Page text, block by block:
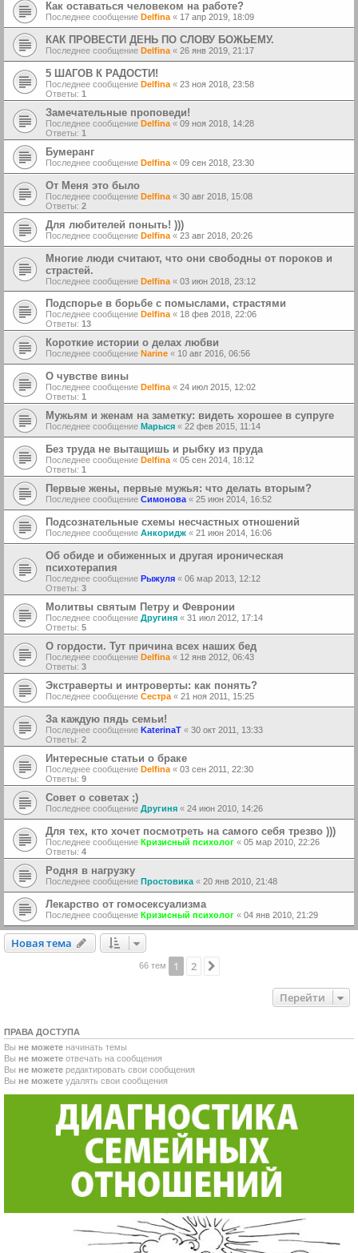
Как оставаться человеком на работе?
Последнее сообщение Delfina « 17 апр 2019, 18:09
КАК ПРОВЕСТИ ДЕНЬ ПО СЛОВУ БОЖЬЕМУ.
Последнее сообщение Delfina « 26 янв 2019, 21:17
5 ШАГОВ К РАДОСТИ!
Последнее сообщение Delfina « 23 ноя 2018, 23:58
Ответы: 1
Замечательные проповеди!
Последнее сообщение Delfina « 09 ноя 2018, 14:28
Ответы: 1
Бумеранг
Последнее сообщение Delfina « 09 сен 2018, 23:30
От Меня это было
Последнее сообщение Delfina « 30 авг 2018, 15:08
Ответы: 2
Для любителей поныть! )))
Последнее сообщение Delfina « 23 авг 2018, 20:26
Многие люди считают, что они свободны от пороков и
страстей.
Последнее сообщение Delfina « 03 июн 2018, 23:12
Подспорье в борьбе с помыслами, страстями
Последнее сообщение Delfina « 18 фев 2018, 22:06
Ответы: 13
Короткие истории о делах любви
Последнее сообщение Narine « 10 авг 2016, 06:56
О чувстве вины
Последнее сообщение Delfina « 24 июл 2015, 12:02
Ответы: 1
Мужьям и женам на заметку: видеть хорошее в супруге
Последнее сообщение Марыся « 22 фев 2015, 11:14
Без труда не вытащишь и рыбку из пруда
Последнее сообщение Delfina « 05 сен 2014, 18:12
Ответы: 1
Первые жены, первые мужья: что делать вторым?
Последнее сообщение Симонова « 25 июн 2014, 16:52
Подсознательные схемы несчастных отношений
Последнее сообщение Анкоридж « 21 июн 2014, 16:06
Об обиде и обиженных и другая ироническая
психотерапия
Последнее сообщение Рыжуля « 06 мар 2013, 12:12
Ответы: 3
Молитвы святым Петру и Февронии
Последнее сообщение Другиня « 31 июл 2012, 17:14
Ответы: 5
О гордости. Тут причина всех наших бед
Последнее сообщение Delfina « 12 янв 2012, 06:43
Ответы: 3
Экстраверты и интроверты: как понять?
Последнее сообщение Сестра « 21 ноя 2011, 15:25
За каждую пядь семьи!
Последнее сообщение KaterinaT « 30 окт 2011, 13:33
Ответы: 2
Интересные статьи о браке
Последнее сообщение Delfina « 03 сен 2011, 22:30
Ответы: 9
Совет о советах ;)
Последнее сообщение Другиня « 24 июн 2010, 14:26
Для тех, кто хочет посмотреть на самого себя трезво )))
Последнее сообщение Кризисный психолог « 05 мар 2010, 22:26
Ответы: 4
Родня в нагрузку
Последнее сообщение Простовика « 20 янв 2010, 21:48
Лекарство от гомосексуализма
Последнее сообщение Кризисный психолог « 04 янв 2010, 21:29
Новая тема
Новаятема
66 тем 1 2
Перейти
ПРАВА ДОСТУПА
Вы не можете начинать темы
Вы не можете отвечать на сообщения
Вы не можете редактировать свои сообщения
Вы не можете удалять свои сообщения